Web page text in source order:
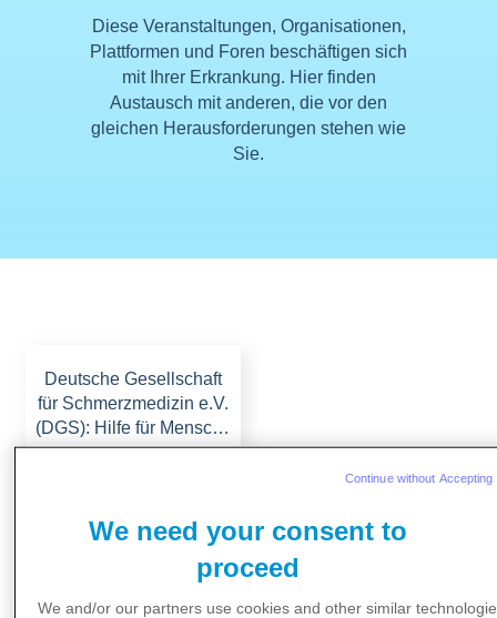
Diese Veranstaltungen, Organisationen,
Plattformen und Foren beschäftigen sich
mit Ihrer Erkrankung. Hier finden
Austausch mit anderen, die vor den
gleichen Herausforderungen stehen wie
Sie.
Deutsche Gesellschaft
für Schmerzmedizin e.V.
(DGS): Hilfe für Mensc…
We need your consent to
proceed
We and/or our partners use cookies and other similar
Continue without Accepting